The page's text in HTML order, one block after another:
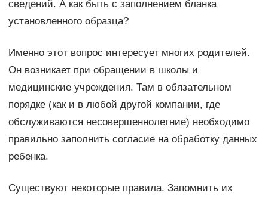
сведений. А как быть с заполнением бланка
установленного образца?
Именно этот вопрос интересует многих родителей.
Он возникает при обращении в школы и
медицинские учреждения. Там в обязательном
порядке (как и в любой другой компании, где
обслуживаются несовершеннолетние) необходимо
правильно заполнить согласие на обработку данных
ребенка.
Существуют некоторые правила. Запомнить их